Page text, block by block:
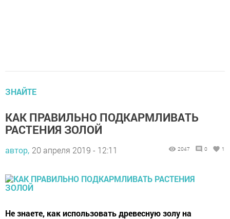
ЗНАЙТЕ
КАК ПРАВИЛЬНО ПОДКАРМЛИВАТЬ
РАСТЕНИЯ ЗОЛОЙ
автор, 20 апреля 2019 - 12:11 2047 0 1
Не знаете, как использовать древесную золу на